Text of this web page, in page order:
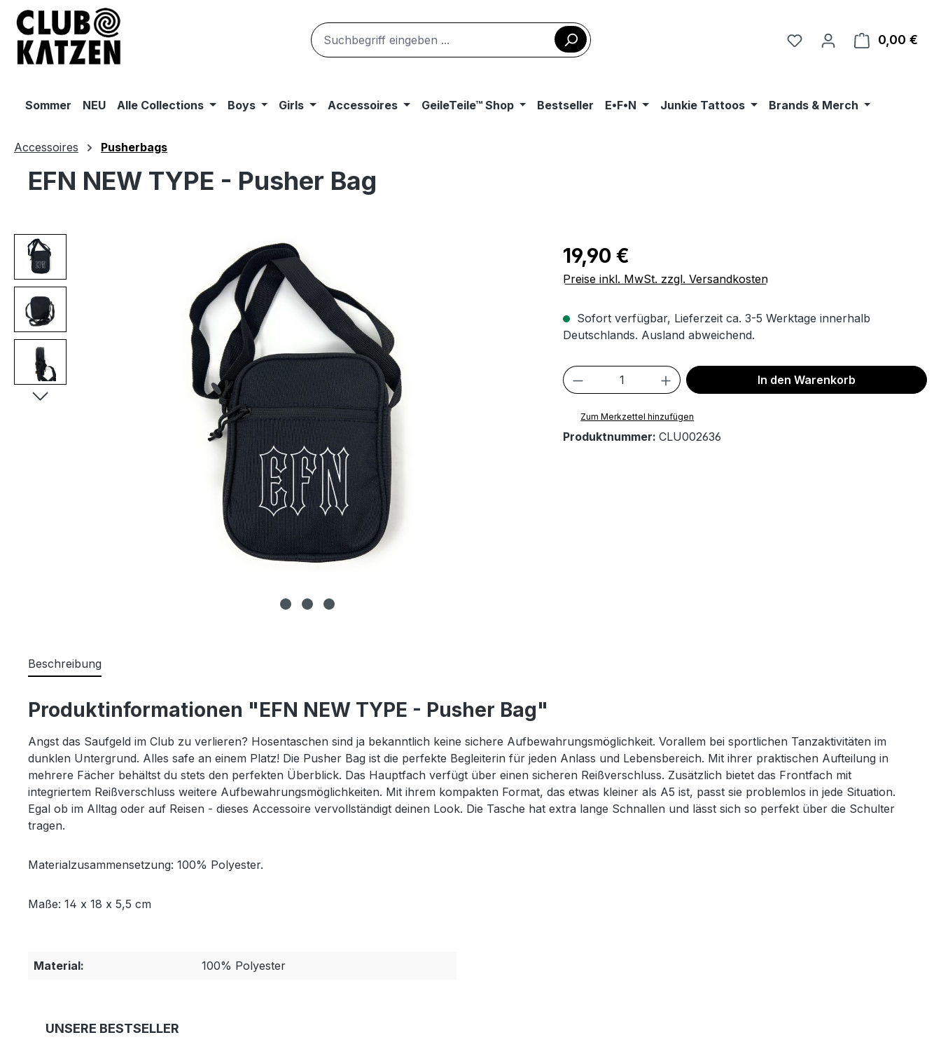
Hauptinhalt springen
Zur Suche springen
Zur Hauptnavigation springen
0,00 €
Sommer NEU Alle Collections Boys Girls Accessoires GeileTeile™ Shop Bestseller E•F•N Junkie Tattoos Brands & Merch
Accessoires Pusherbags
EFN NEW TYPE - Pusher Bag
Bildergalerie überspringen Regulärer Preis:
19,90 €
Preise inkl. MwSt. zzgl. Versandkosten
Sofort verfügbar, Lieferzeit ca. 3-5 Werktage innerhalb
Deutschlands. Ausland abweichend.
Produkt Anzahl: Gib den gewünschten Wert
In den Warenkorb
Zum Merkzettel hinzufügen
Produktnummer: CLU002636
Beschreibung
Produktinformationen "EFN NEW TYPE - Pusher Bag"
Angst das Saufgeld im Club zu verlieren? Hosentaschen sind ja bekanntlich keine sichere Aufbewahrungsmöglichkeit. Vorallem bei sportlichen Tanzaktivitäten im
dunklen Untergrund. Alles safe an einem Platz! Die Pusher Bag ist die perfekte Begleiterin für jeden Anlass und Lebensbereich. Mit ihrer praktischen Aufteilung in
mehrere Fächer behältst du stets den perfekten Überblick. Das Hauptfach verfügt über einen sicheren Reißverschluss. Zusätzlich bietet das Frontfach mit
integriertem Reißverschluss weitere Aufbewahrungsmöglichkeiten. Mit ihrem kompakten Format, das etwas kleiner als A5 ist, passt sie problemlos in jede Situation.
Egal ob im Alltag oder auf Reisen - dieses Accessoire vervollständigt deinen Look. Die Tasche hat extra lange Schnallen und lässt sich so perfekt über die Schulter
tragen.
Materialzusammensetzung: 100% Polyester.
Maße: 14 x 18 x 5,5 cm
Material: 100% Polyester
Produktgalerie überspringen
UNSERE BESTSELLER